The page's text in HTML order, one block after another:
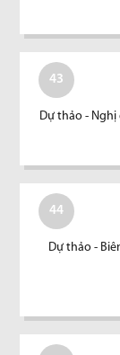
43
Dự thảo -
44
Dự thảo -